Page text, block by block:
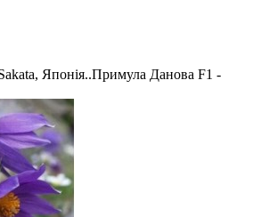
Японія..Примула Данова F1 -